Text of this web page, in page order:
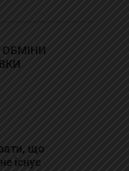
ОБМІНИ
що
існує